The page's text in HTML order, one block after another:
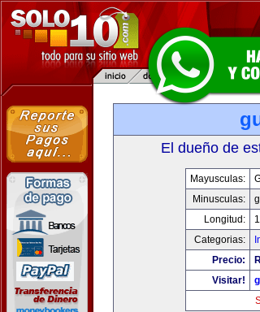
El dueño de
Mayusculas:
Minusculas:
Longitud:
Categorias:
Precio:
Visitar!